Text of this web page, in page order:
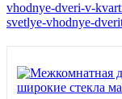
vhodnye-dveri-v-
svetlye-vhodnye-dveri